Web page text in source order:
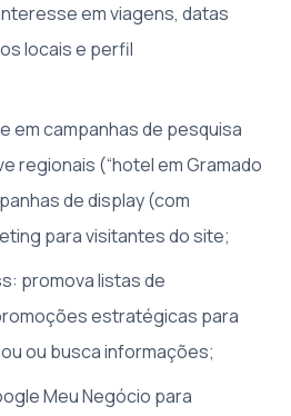
em viagens, datas
locais e perfil
em campanhas de pesquisa
regionais (“hotel em Gramado
de display (com
para visitantes do site;
promova listas de
estratégicas para
ou busca informações;
Meu Negócio para